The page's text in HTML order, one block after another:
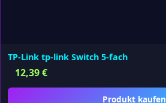
TP-Link tp-link Switch 5-fach
12,39€
Produkt kaufen